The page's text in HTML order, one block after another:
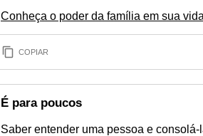
Conheça o poder da família em sua vida
COPIAR
É para poucos
Saber entender uma pessoa e